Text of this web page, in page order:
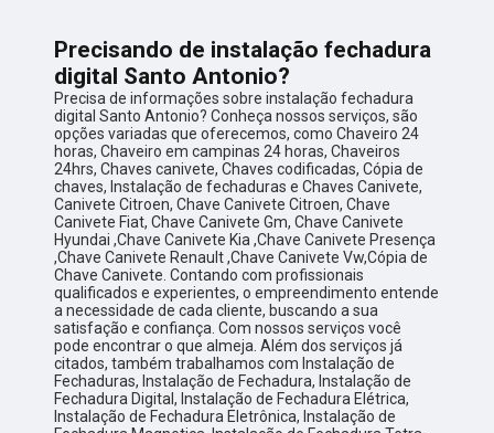
Precisando de instalação fechadura
digital Santo Antonio?
Precisa de informações sobre instalação fechadura
digital Santo Antonio? Conheça nossos serviços, são
opções variadas que oferecemos, como Chaveiro 24
horas, Chaveiro em campinas 24 horas, Chaveiros
24hrs, Chaves canivete, Chaves codificadas, Cópia de
chaves, Instalação de fechaduras e Chaves Canivete,
Canivete Citroen, Chave Canivete Citroen, Chave
Canivete Fiat, Chave Canivete Gm, Chave Canivete
Hyundai ,Chave Canivete Kia ,Chave Canivete Presença
,Chave Canivete Renault ,Chave Canivete Vw,Cópia de
Chave Canivete. Contando com profissionais
qualificados e experientes, o empreendimento entende
a necessidade de cada cliente, buscando a sua
satisfação e confiança. Com nossos serviços você
pode encontrar o que almeja. Além dos serviços já
citados, também trabalhamos com Instalação de
Fechaduras, Instalação de Fechadura, Instalação de
Fechadura Digital, Instalação de Fechadura Elétrica,
Instalação de Fechadura Eletrônica, Instalação de